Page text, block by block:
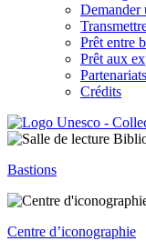
Demander
Prêt entre
Prêt aux
Partenariats
Crédits
Bastions
Centre d’iconographie